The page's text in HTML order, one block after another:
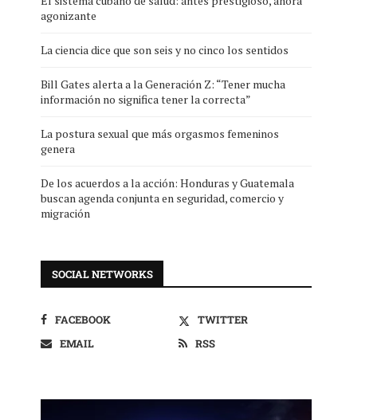
agonizante
La ciencia dice que son seis y no cinco los sentidos
Bill Gates alerta a la Generación Z: “Tener mucha
información no significa tener la correcta”
La postura sexual que más orgasmos femeninos
genera
De los acuerdos a la acción: Honduras y Guatemala
buscan agenda conjunta en seguridad, comercio y
migración
SOCIAL NETWORKS
FACEBOOK
TWITTER
EMAIL
RSS